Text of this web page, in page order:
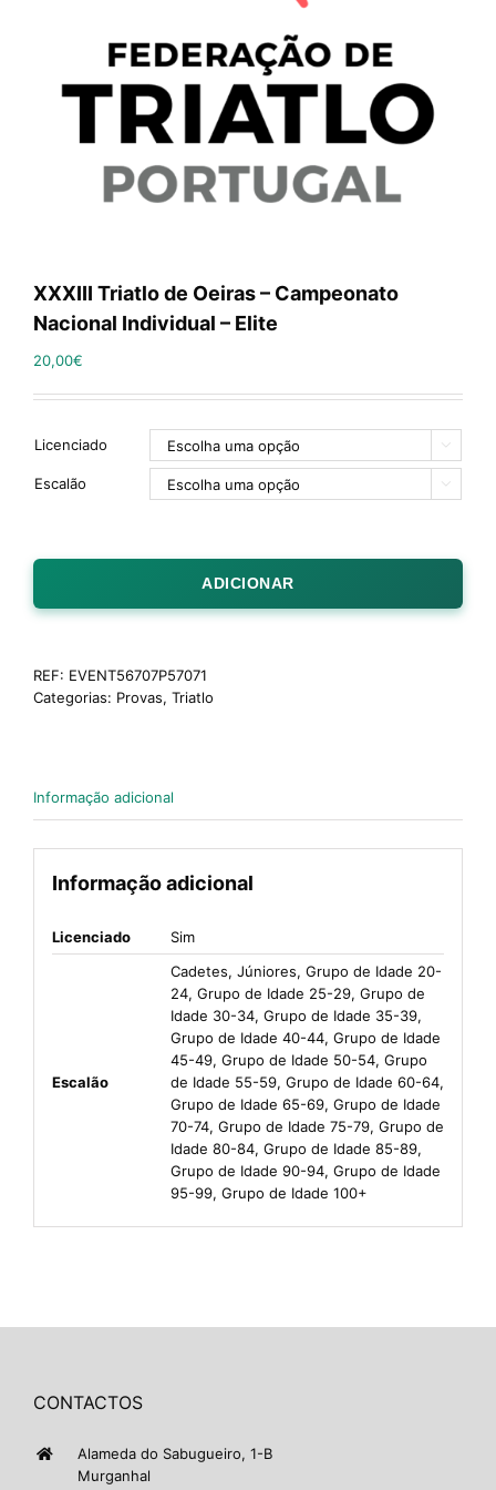
XXXIII Triatlo de Oeiras – Campeonato
Nacional Individual – Elite
20,00€
Licenciado 
Escalão 
ADICIONAR
REF: EVENT56707P57071
Categorias: Provas, Triatlo
Informação adicional
Informação adicional
Licenciado Sim
Escalão
Cadetes, Júniores, Grupo de Idade 20-
24, Grupo de Idade 25-29, Grupo de
Idade 30-34, Grupo de Idade 35-39,
Grupo de Idade 40-44, Grupo de Idade
45-49, Grupo de Idade 50-54, Grupo
de Idade 55-59, Grupo de Idade 60-64,
Grupo de Idade 65-69, Grupo de Idade
70-74, Grupo de Idade 75-79, Grupo de
Idade 80-84, Grupo de Idade 85-89,
Grupo de Idade 90-94, Grupo de Idade
95-99, Grupo de Idade 100+
CONTACTOS
Alameda do Sabugueiro, 1-B
Murganhal